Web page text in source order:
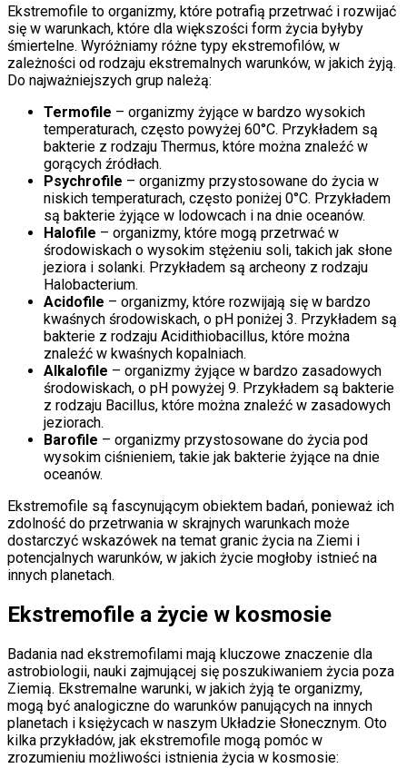
Ekstremofile to organizmy, które potrafią przetrwać i rozwijać
się w warunkach, które dla większości form życia byłyby
śmiertelne. Wyróżniamy różne typy ekstremofilów, w
zależności od rodzaju ekstremalnych warunków, w jakich żyją.
Do najważniejszych grup należą:
Termofile – organizmy żyjące w bardzo wysokich
temperaturach, często powyżej 60°C. Przykładem są
bakterie z rodzaju Thermus, które można znaleźć w
gorących źródłach.
Psychrofile – organizmy przystosowane do życia w
niskich temperaturach, często poniżej 0°C. Przykładem
są bakterie żyjące w lodowcach i na dnie oceanów.
Halofile – organizmy, które mogą przetrwać w
środowiskach o wysokim stężeniu soli, takich jak słone
jeziora i solanki. Przykładem są archeony z rodzaju
Halobacterium.
Acidofile – organizmy, które rozwijają się w bardzo
kwaśnych środowiskach, o pH poniżej 3. Przykładem są
bakterie z rodzaju Acidithiobacillus, które można
znaleźć w kwaśnych kopalniach.
Alkalofile – organizmy żyjące w bardzo zasadowych
środowiskach, o pH powyżej 9. Przykładem są bakterie
z rodzaju Bacillus, które można znaleźć w zasadowych
jeziorach.
Barofile – organizmy przystosowane do życia pod
wysokim ciśnieniem, takie jak bakterie żyjące na dnie
oceanów.
Ekstremofile są fascynującym obiektem badań, ponieważ ich
zdolność do przetrwania w skrajnych warunkach może
dostarczyć wskazówek na temat granic życia na Ziemi i
potencjalnych warunków, w jakich życie mogłoby istnieć na
innych planetach.
Ekstremofile a życie w kosmosie
Badania nad ekstremofilami mają kluczowe znaczenie dla
astrobiologii, nauki zajmującej się poszukiwaniem życia poza
Ziemią. Ekstremalne warunki, w jakich żyją te organizmy,
mogą być analogiczne do warunków panujących na innych
planetach i księżycach w naszym Układzie Słonecznym. Oto
kilka przykładów, jak ekstremofile mogą pomóc w
zrozumieniu możliwości istnienia życia w kosmosie: